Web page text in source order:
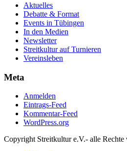
Aktuelles
Debatte & Format
Events in Tübingen
In den Medien
Newsletter
Streitkultur auf Turnieren
Vereinsleben
Meta
Anmelden
Eintrags-Feed
Kommentar-Feed
WordPress.org
Copyright Streitkultur e.V.- alle Rechte